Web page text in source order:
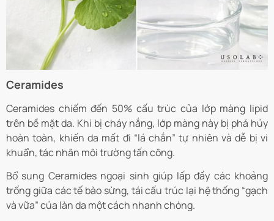
Ceramides
Ceramides chiếm đến 50% cấu trúc của lớp màng lipid
trên bề mặt da. Khi bị cháy nắng, lớp màng này bị phá hủy
hoàn toàn, khiến da mất đi “lá chắn” tự nhiên và dễ bị vi
khuẩn, tác nhân môi trường tấn công.
Bổ sung Ceramides ngoại sinh giúp lấp đầy các khoảng
trống giữa các tế bào sừng, tái cấu trúc lại hệ thống “gạch
và vữa” của làn da một cách nhanh chóng.